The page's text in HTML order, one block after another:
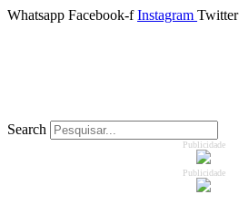
Whatsapp Facebook-f Instagram Twitter
Search
Publicidade
Publicidade